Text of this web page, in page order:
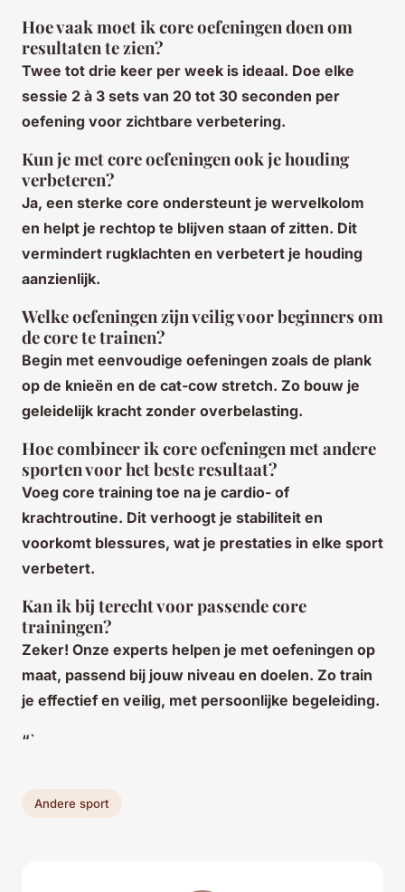
Hoe vaak moet ik core oefeningen doen om
resultaten te zien?
Twee tot drie keer per week is ideaal. Doe elke
sessie 2 à 3 sets van 20 tot 30 seconden per
oefening voor zichtbare verbetering.
Kun je met core oefeningen ook je houding
verbeteren?
Ja, een sterke core ondersteunt je wervelkolom
en helpt je rechtop te blijven staan of zitten. Dit
vermindert rugklachten en verbetert je houding
aanzienlijk.
Welke oefeningen zijn veilig voor beginners om
de core te trainen?
Begin met eenvoudige oefeningen zoals de plank
op de knieën en de cat-cow stretch. Zo bouw je
geleidelijk kracht zonder overbelasting.
Hoe combineer ik core oefeningen met andere
sporten voor het beste resultaat?
Voeg core training toe na je cardio- of
krachtroutine. Dit verhoogt je stabiliteit en
voorkomt blessures, wat je prestaties in elke sport
verbetert.
Kan ik bij terecht voor passende core
trainingen?
Zeker! Onze experts helpen je met oefeningen op
maat, passend bij jouw niveau en doelen. Zo train
je effectief en veilig, met persoonlijke begeleiding.
“`
Andere sport